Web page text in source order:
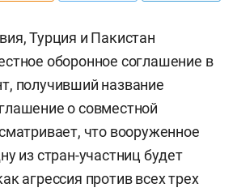
Турция и Пакистан
оборонное соглашение в
получивший название
о совместной
что вооруженное
из стран-участниц будет
агрессия против всех трех